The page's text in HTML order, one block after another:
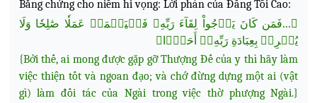
Bằng chứng cho niềm hi vọng: Lời phán của Đấng Tối Cao:
﴿...فَمَن كَانَ يَرۡجُواْ لِقَآءَ رَبِّهِۦ فَلۡيَعۡمَلۡ عَمَلٗا صَٰلِحٗا وَلَا
يُشۡرِكۡ بِعِبَادَةِ رَبِّهِۦٓ أَحَدَۢا﴾
{Bởi thế, ai mong được gặp gỡ Thượng Đế của y thì hãy làm
việc thiện tốt và ngoan đạo; và chớ đừng dựng một ai (vật
gì) làm đối tác của Ngài trong việc thờ phượng Ngài.}